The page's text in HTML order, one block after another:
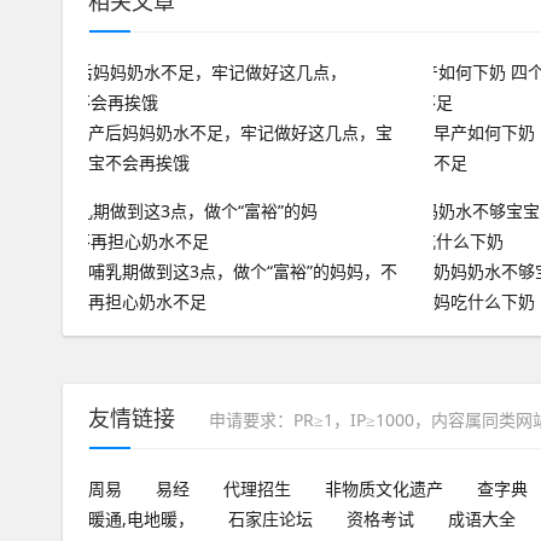
产后妈妈奶水不足，牢记做好这几点，宝
宝不会再挨饿
早产如何下奶
不足
哺乳期做到这3点，做个“富裕”的妈妈，不
再担心奶水不足
奶妈奶水不够
妈吃什么下奶
友情链接 申请要求：PR≥1，IP≥1000，内容属同类网
周易 易经 代理招生 非物质文化遗产
查字典
暖通,电地暖，
石家庄论坛 资格考试
成语大全